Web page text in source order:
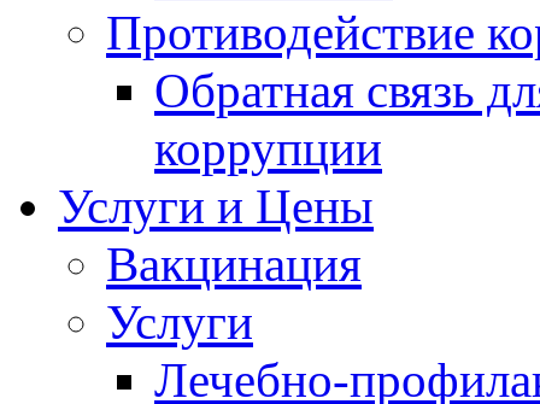
Противодействие
Обратная связь
коррупции
Услуги и Цены
Вакцинация
Услуги
Лечебно-